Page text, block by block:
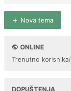
Nova tema
ONLINE
Trenutno
DOPUŠTENJA